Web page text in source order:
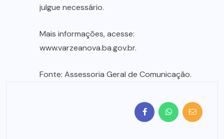
julgue necessário.
Mais informações, acesse:
www.varzeanova.ba.gov.br.
Fonte: Assessoria Geral de Comunicação.